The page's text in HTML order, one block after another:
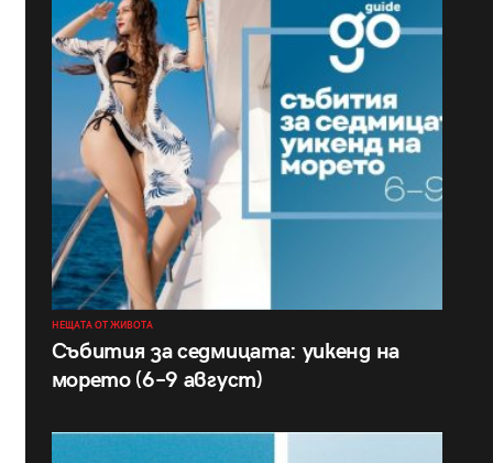
НЕЩАТА ОТ ЖИВОТА
Събития за седмицата: уикенд на
морето (6–9 август)